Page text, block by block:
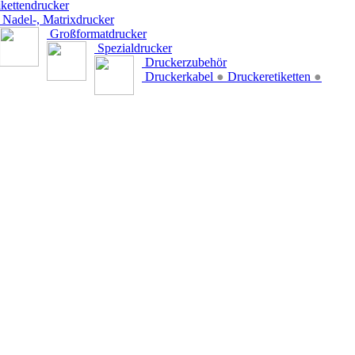
Nadel-, Matrixdrucker
Großformatdrucker
Spezialdrucker
Druckerzubehör
Druckerkabel ● Druckeretiketten ●